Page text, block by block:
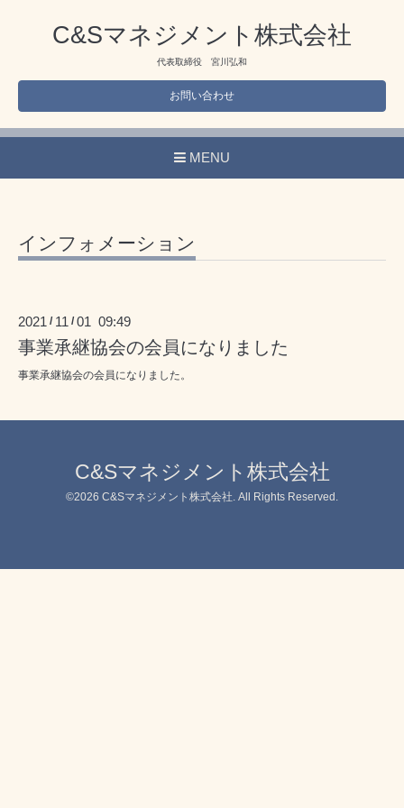
C&Sマネジメント株式会社
代表取締役 宮川弘和
お問い合わせ
MENU
インフォメーション
2021 / 11 /01 09:49
事業承継協会の会員になりました
事業承継協会の会員になりました。
C&Sマネジメント株式会社
©2026 C&Sマネジメント株式会社 . All Rights Reserved.